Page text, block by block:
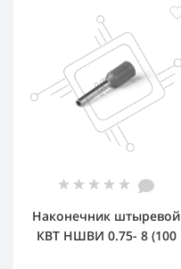
Наконечник штыревой
КВТ НШВИ 0.75- 8 (100